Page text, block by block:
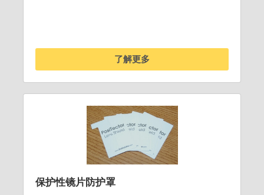
了解更多
保护性镜片防护罩